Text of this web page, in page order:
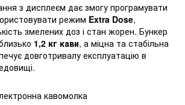
з дисплеєм дає змогу програмувати
режим Extra Dose,
змелених доз і стан жорен. Бункер
1,2 кг кави, а міцна та стабільна
довготривалу експлуатацію в
кавомолка